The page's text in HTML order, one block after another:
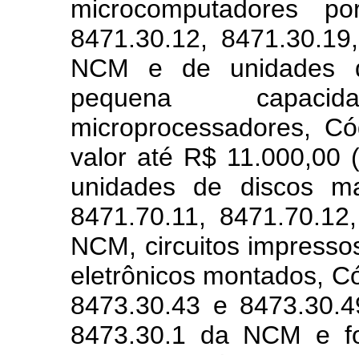
microcomputadores
8471.30.12,
NCM e de unidades
pequena
microprocessadores,
valor até R$ 11.000,00
unidades de discos
8471.70.11,
NCM, circuitos
eletrônicos montados,
8473.30.43 e
8473.30.1 da NCM e